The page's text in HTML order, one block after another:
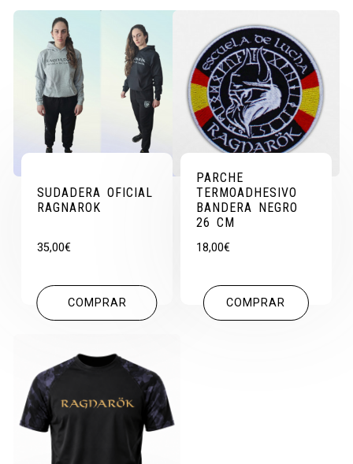
SUDADERA OFICIAL
RAGNAROK
35,00€
COMPRAR
PARCHE
TERMOADHESIVO
BANDERA NEGRO
26 CM
18,00€
COMPRAR